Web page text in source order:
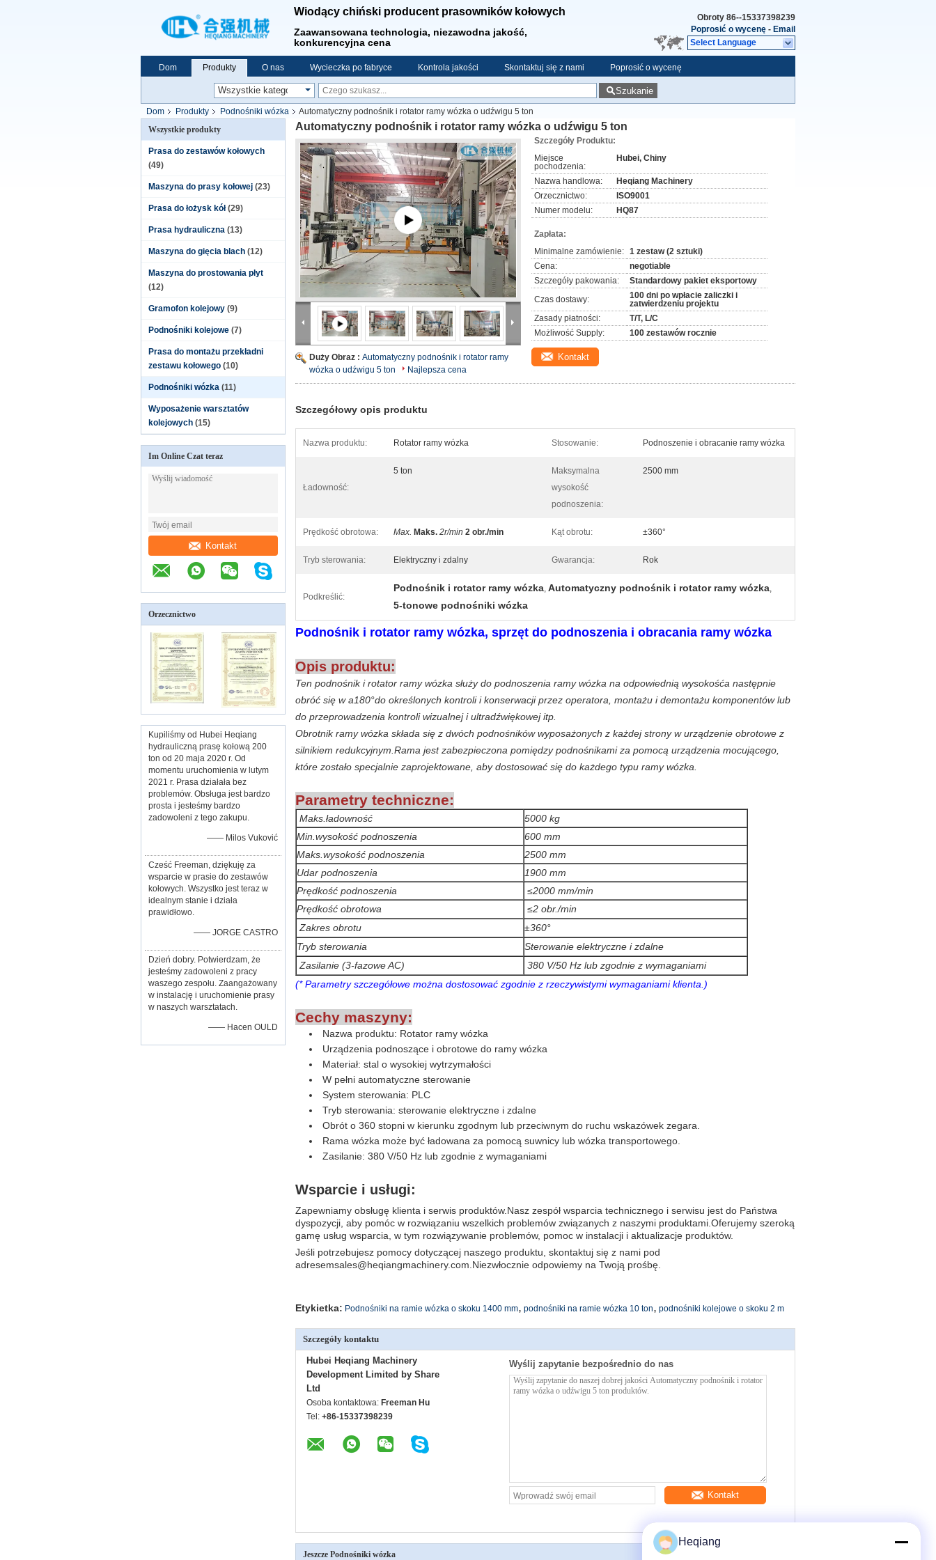
Wiodący chiński producent prasowników kołowych
Zaawansowana technologia, niezawodna jakość,
konkurencyjna cena
Obroty 86--15337398239
Poprosić o wycenę - Email
Select Language
Dom Produkty O nas Wycieczka po fabryce Kontrola jakości Skontaktuj się z nami Poprosić o wycenę
Szukanie
Dom Produkty Podnośniki wózka
Automatyczny podnośnik i rotator ramy wózka o udźwigu 5 ton
Wszystkie produkty
Prasa do zestawów kołowych
(49)
Maszyna do prasy kołowej (23)
Prasa do łożysk kół (29)
Prasa hydrauliczna (13)
Maszyna do gięcia blach (12)
Maszyna do prostowania płyt
(12)
Gramofon kolejowy (9)
Podnośniki kolejowe (7)
Prasa do montażu przekładni
zestawu kołowego (10)
Podnośniki wózka (11)
Wyposażenie warsztatów
kolejowych (15)
Im Online Czat teraz
Kontakt
Orzecznictwo
Kupiliśmy od Hubei Heqiang
hydrauliczną prasę kołową 200
ton od 20 maja 2020 r. Od
momentu uruchomienia w lutym
2021 r. Prasa działała bez
problemów. Obsługa jest bardzo
prosta i jesteśmy bardzo
zadowoleni z tego zakupu.
—— Milos Vuković
Cześć Freeman, dziękuję za
wsparcie w prasie do zestawów
kołowych. Wszystko jest teraz w
idealnym stanie i działa
prawidłowo.
—— JORGE CASTRO
Dzień dobry. Potwierdzam, że
jesteśmy zadowoleni z pracy
waszego zespołu. Zaangażowany
w instalację i uruchomienie prasy
w naszych warsztatach.
—— Hacen OULD
Automatyczny podnośnik i rotator ramy wózka o udźwigu 5 ton
Duży Obraz : Automatyczny podnośnik i rotator ramy
wózka o udźwigu 5 ton
Najlepsza cena
Szczegóły Produktu:
Miejsce
pochodzenia:
Hubei, Chiny
Nazwa handlowa:
Heqiang Machinery
Orzecznictwo:
ISO9001
Numer modelu:
HQ87
Zapłata:
Minimalne zamówienie: 1 zestaw (2 sztuki)
Cena:
negotiable
Szczegóły pakowania:
Standardowy pakiet eksportowy
Czas dostawy:
100 dni po wpłacie zaliczki i
zatwierdzeniu projektu
Zasady płatności:
T/T, L/C
Możliwość Supply:
100 zestawów rocznie
Kontakt
Szczegółowy opis produktu
Nazwa produktu: Rotator ramy wózka Stosowanie: Podnoszenie i obracanie ramy wózka
Ładowność:
5 ton
Maksymalna
wysokość
podnoszenia:
2500 mm
Prędkość obrotowa: Max. Maks. 2r/min 2 obr./min Kąt obrotu: ±360°
Tryb sterowania: Elektryczny i zdalny Gwarancja: Rok
Podkreślić:
Podnośnik i rotator ramy wózka, Automatyczny podnośnik i rotator ramy wózka,
5-tonowe podnośniki wózka
Podnośnik i rotator ramy wózka, sprzęt do podnoszenia i obracania ramy wózka
Opis produktu:
Ten podnośnik i rotator ramy wózka służy do podnoszenia ramy wózka na odpowiednią wysokośća następnie
obróć się w a180°do określonych kontroli i konserwacji przez operatora, montażu i demontażu komponentów lub
do przeprowadzenia kontroli wizualnej i ultradźwiękowej itp.
Obrotnik ramy wózka składa się z dwóch podnośników wyposażonych z każdej strony w urządzenie obrotowe z
silnikiem redukcyjnym.Rama jest zabezpieczona pomiędzy podnośnikami za pomocą urządzenia mocującego,
które zostało specjalnie zaprojektowane, aby dostosować się do każdego typu ramy wózka.
Parametry techniczne:
Maks.ładowność
5000 kg
Min.wysokość podnoszenia
600 mm
Maks.wysokość podnoszenia
2500 mm
Udar podnoszenia
1900 mm
Prędkość podnoszenia
≤2000 mm/min
Prędkość obrotowa
≤2 obr./min
Zakres obrotu
±360°
Tryb sterowania
Sterowanie elektryczne i zdalne
Zasilanie (3-fazowe AC)
380 V/50 Hz lub zgodnie z wymaganiami
(* Parametry szczegółowe można dostosować zgodnie z rzeczywistymi wymaganiami klienta.)
Cechy maszyny:
Nazwa produktu: Rotator ramy wózka
Urządzenia podnoszące i obrotowe do ramy wózka
Materiał: stal o wysokiej wytrzymałości
W pełni automatyczne sterowanie
System sterowania: PLC
Tryb sterowania: sterowanie elektryczne i zdalne
Obrót o 360 stopni w kierunku zgodnym lub przeciwnym do ruchu wskazówek zegara.
Rama wózka może być ładowana za pomocą suwnicy lub wózka transportowego.
Zasilanie: 380 V/50 Hz lub zgodnie z wymaganiami
Wsparcie i usługi:
Zapewniamy obsługę klienta i serwis produktów.Nasz zespół wsparcia technicznego i serwisu jest do Państwa
dyspozycji, aby pomóc w rozwiązaniu wszelkich problemów związanych z naszymi produktami.Oferujemy szeroką
gamę usług wsparcia, w tym rozwiązywanie problemów, pomoc w instalacji i aktualizacje produktów.
Jeśli potrzebujesz pomocy dotyczącej naszego produktu, skontaktuj się z nami pod
adresemsales@heqiangmachinery.com .Niezwłocznie odpowiemy na Twoją prośbę.
Etykietka: Podnośniki na ramie wózka o skoku 1400 mm, podnośniki na ramie wózka 10 ton, podnośniki kolejowe o skoku 2 m
Szczegóły kontaktu
Hubei Heqiang Machinery
Development Limited by Share
Ltd
Osoba kontaktowa: Freeman Hu
Tel: +86-15337398239
Wyślij zapytanie bezpośrednio do nas
Kontakt
Jeszcze Podnośniki wózka
Heqiang